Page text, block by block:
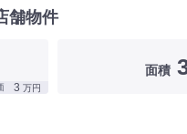
舗物件
3 万円
面積